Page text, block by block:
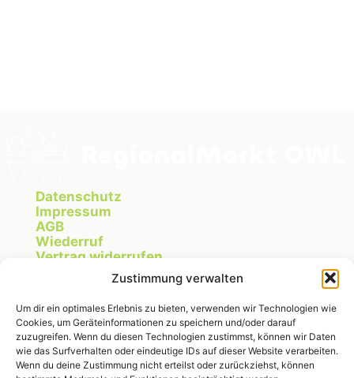
Zustimmung verwalten
Um dir ein optimales Erlebnis zu bieten, verwenden wir Technologien wie
Cookies, um Geräteinformationen zu speichern und/oder darauf
zuzugreifen. Wenn du diesen Technologien zustimmst, können wir Daten
wie das Surfverhalten oder eindeutige IDs auf dieser Website verarbeiten.
Wenn du deine Zustimmung nicht erteilst oder zurückziehst, können
Datenschutz
Impressum
AGB
Wiederruf
Vertrag widerrufen
Cookie Richtlinie
Instagram